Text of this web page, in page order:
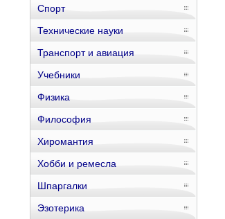
Спорт
Технические науки
Транспорт и авиация
Учебники
Физика
Философия
Хиромантия
Хобби и ремесла
Шпаргалки
Эзотерика